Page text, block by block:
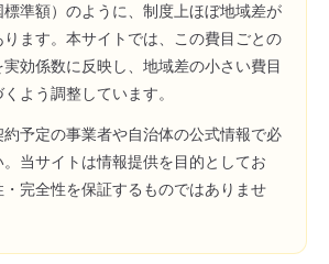
準額）のように、制度上ほぼ地域差が
ます。本サイトでは、この費目ごとの
効係数に反映し、地域差の小さい費目
よう調整しています。
予定の事業者や自治体の公式情報で必
当サイトは情報提供を目的としてお
・完全性を保証するものではありませ